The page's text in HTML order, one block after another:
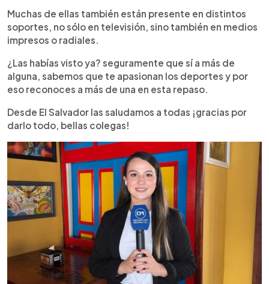
Muchas de ellas también están presente en distintos
soportes, no sólo en televisión, sino también en medios
impresos o radiales.
¿Las habías visto ya? seguramente que sí a más de
alguna, sabemos que te apasionan los deportes y por
eso reconoces a más de una en esta repaso.
Desde El Salvador las saludamos a todas ¡gracias por
darlo todo, bellas colegas!